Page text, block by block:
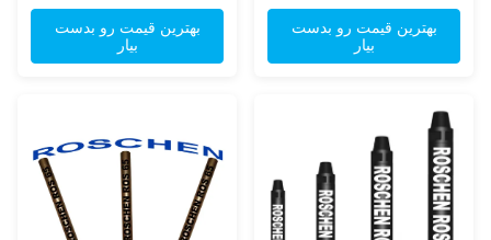
بهترین قیمت رو بدست
بیار
بهترین قیمت رو بدست
بیار